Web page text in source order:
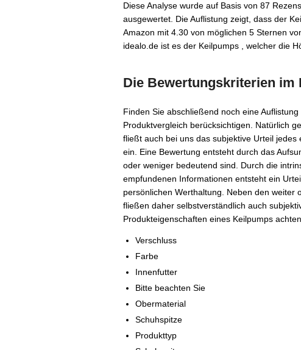
Diese Analyse wurde auf Basis von 87
ausgewertet. Die Auflistung zeigt, dass der
Amazon mit 4.30 von möglichen 5 Sternen
idealo.de ist es der Keilpumps , welcher die
Die Bewertungskriterien im
Finden Sie abschließend noch eine
Produktvergleich berücksichtigen. Natürlich
fließt auch bei uns das subjektive Urteil
ein. Eine Bewertung entsteht durch das
oder weniger bedeutend sind. Durch die
empfundenen Informationen entsteht ein
persönlichen Werthaltung. Neben den weiter
fließen daher selbstverständlich auch
Produkteigenschaften eines Keilpumps
Verschluss
Farbe
Innenfutter
Bitte beachten Sie
Obermaterial
Schuhspitze
Produkttyp